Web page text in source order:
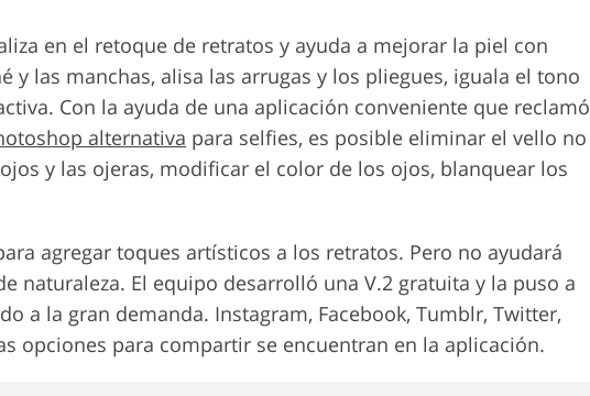
en el retoque de retratos y ayuda a mejorar la piel con
y las manchas, alisa las arrugas y los pliegues, iguala el tono
Con la ayuda de una aplicación conveniente que reclamó
alternativa para selfies, es posible eliminar el vello no
y las ojeras, modificar el color de los ojos, blanquear los
agregar toques artísticos a los retratos. Pero no ayudará
naturaleza. El equipo desarrolló una V.2 gratuita y la puso a
a la gran demanda. Instagram, Facebook, Tumblr, Twitter,
opciones para compartir se encuentran en la aplicación.